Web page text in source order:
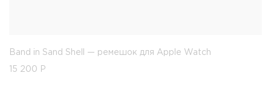
Band in Sand Shell — ремешок для Apple Watch
15 200 Р